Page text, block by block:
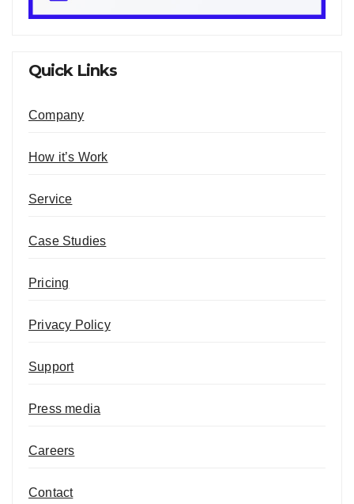
Quick Links
Company
How it’s Work
Service
Case Studies
Pricing
Privacy Policy
Support
Press media
Careers
Contact